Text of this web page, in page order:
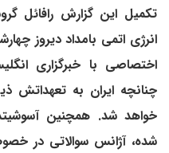
تکمیل این گزارش رافائل
انرژی اتمی بامداد دیروز
اختصاصی با خبرگزاری
چنانچه ایران به تعهداتش
خواهد شد. همچنین
شده، آژانس سوالاتی در